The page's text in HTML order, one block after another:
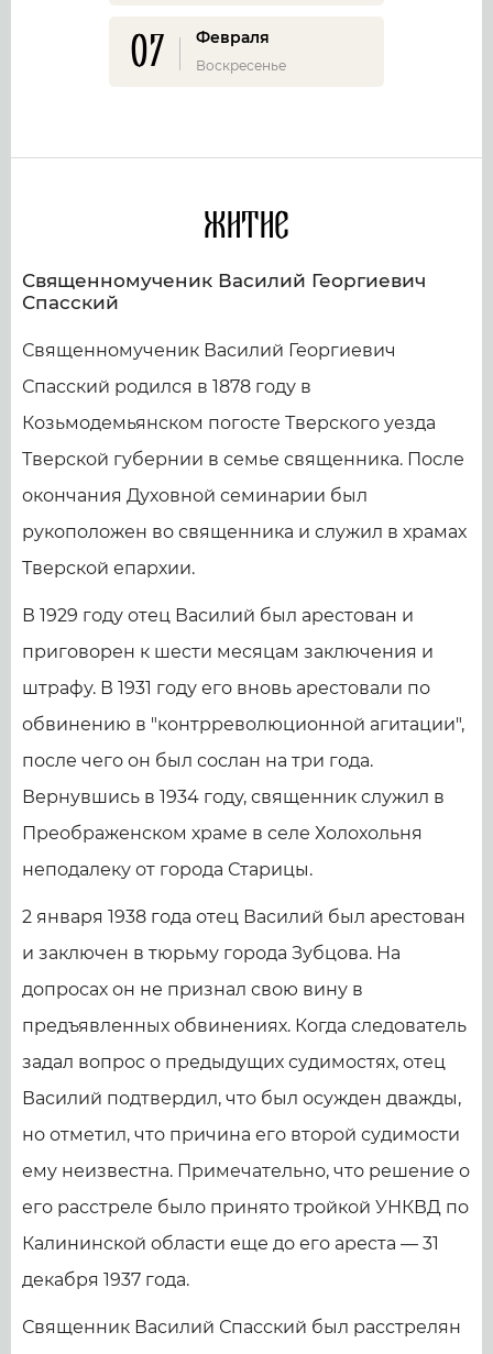
07 Февраля
Воскресенье
Житие
Священномученик Василий Георгиевич
Спасский
Священномученик Василий Георгиевич
Спасский родился в 1878 году в
Козьмодемьянском погосте Тверского уезда
Тверской губернии в семье священника. После
окончания Духовной семинарии был
рукоположен во священника и служил в храмах
Тверской епархии.
В 1929 году отец Василий был арестован и
приговорен к шести месяцам заключения и
штрафу. В 1931 году его вновь арестовали по
обвинению в "контрреволюционной агитации",
после чего он был сослан на три года.
Вернувшись в 1934 году, священник служил в
Преображенском храме в селе Холохольня
неподалеку от города Старицы.
2 января 1938 года отец Василий был арестован
и заключен в тюрьму города Зубцова. На
допросах он не признал свою вину в
предъявленных обвинениях. Когда следователь
задал вопрос о предыдущих судимостях, отец
Василий подтвердил, что был осужден дважды,
но отметил, что причина его второй судимости
ему неизвестна. Примечательно, что решение о
его расстреле было принято тройкой УНКВД по
Калининской области еще до его ареста — 31
декабря 1937 года.
Священник Василий Спасский был расстрелян